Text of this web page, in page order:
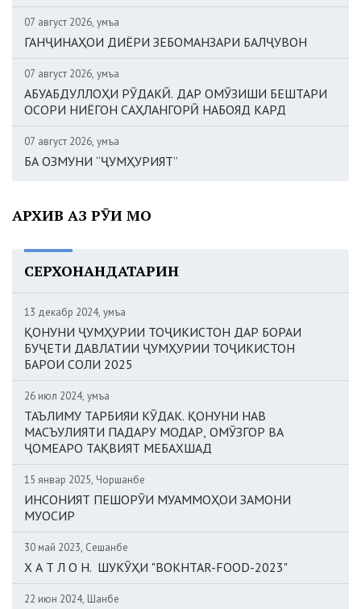
07 август 2026, Ҷумъа
ГАНҶИНАҲОИ ДИЁРИ ЗЕБОМАНЗАРИ БАЛҶУВОН
07 август 2026, Ҷумъа
АБУАБДУЛЛОҲИ РӮДАКӢ. ДАР ОМӮЗИШИ БЕШТАРИ
ОСОРИ НИЁГОН САҲЛАНГОРӢ НАБОЯД КАРД
07 август 2026, Ҷумъа
БА ОЗМУНИ “ҶУМҲУРИЯТ”
АРХИВ АЗ РӮИ МОҲ
СЕРХОНАНДАТАРИН
13 декабр 2024, Ҷумъа
ҚОНУНИ ҶУМҲУРИИ ТОҶИКИСТОН ДАР БОРАИ
БУҶЕТИ ДАВЛАТИИ ҶУМҲУРИИ ТОҶИКИСТОН
БАРОИ СОЛИ 2025
26 июл 2024, Ҷумъа
ТАЪЛИМУ ТАРБИЯИ КӮДАК. ҚОНУНИ НАВ
МАСЪУЛИЯТИ ПАДАРУ МОДАР, ОМӮЗГОР ВА
ҶОМЕАРО ТАҚВИЯТ МЕБАХШАД
15 январ 2025, Чоршанбе
ИНСОНИЯТ ПЕШОРӮИ МУАММОҲОИ ЗАМОНИ
МУОСИР
30 май 2023, Сешанбе
Х А Т Л О Н. ШУКӮҲИ "BOKHTAR-FOOD-2023"
22 июн 2024, Шанбе